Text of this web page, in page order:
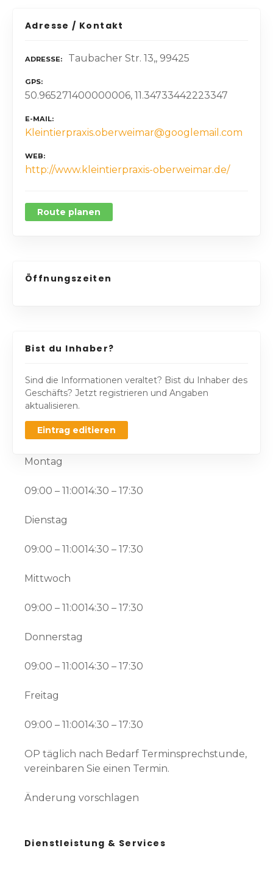
Adresse / Kontakt
ADRESSE Taubacher Str. 13,, 99425
GPS
50.965271400000006, 11.34733442223347
E-MAIL
Kleintierpraxis.oberweimar@googlemail.com
WEB
http://www.kleintierpraxis-oberweimar.de/
Route planen
Öffnungszeiten
Bist du Inhaber?
Sind die Informationen veraltet? Bist du Inhaber des
Geschäfts? Jetzt registrieren und Angaben
aktualisieren.
Eintrag editieren
Montag
09:00 – 11:0014:30 – 17:30
Dienstag
09:00 – 11:0014:30 – 17:30
Mittwoch
09:00 – 11:0014:30 – 17:30
Donnerstag
09:00 – 11:0014:30 – 17:30
Freitag
09:00 – 11:0014:30 – 17:30
OP täglich nach Bedarf Terminsprechstunde,
vereinbaren Sie einen Termin.
Änderung vorschlagen
Dienstleistung & Services